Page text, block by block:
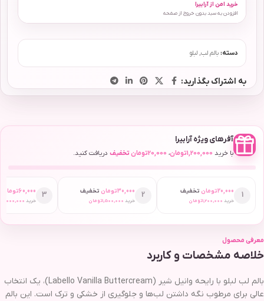
خرید امن از آرابیرا
افزودن به سبد بدون خروج از صفحه
دسته: بالم لب, لبلو
به اشتراک بگذارید:
آفرهای ویژه آرابیرا
با خرید 1,200,000تومان، 20,000تومان تخفیف دریافت کنید.
1
20,000تومان تخفیف
خرید 1,200,000تومان
2
30,000تومان تخفیف
خرید 1,500,000تومان
3
60,000تومان
خرید 2,000,000
معرفی محصول
خلاصه مشخصات و کاربرد
بالم لب لبلو با رایحه وانیل شیر (Labello Vanilla Buttercream)، یک انتخاب
عالی برای مرطوب نگه داشتن لب‌ها و جلوگیری از خشکی و ترک است. این بالم